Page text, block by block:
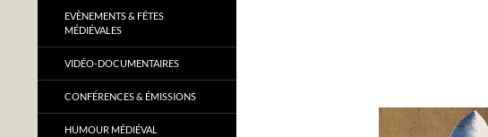
EVÈNEMENTS & FÊTES
MÉDIÉVALES
VIDÉO-DOCUMENTAIRES
CONFÉRENCES & ÉMISSIONS
HUMOUR MÉDIÉVAL